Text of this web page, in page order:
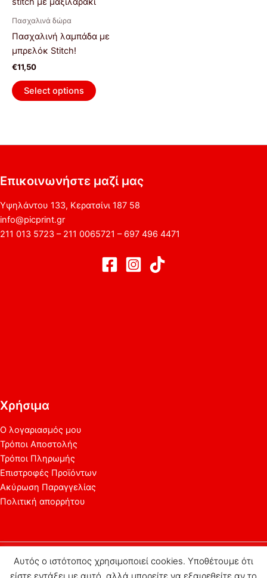
Πασχαλινά δώρα
Πασχαλινή λαμπάδα με
μπρελόκ Stitch!
€11,50
Select options
Επικοινωνήστε μαζί μας
Υψηλάντου 133, Κερατσίνι 187 58
info@picprint.gr
211 013 5723 – 211 0065721 – 697 496 4471
Χρήσιμα
Ο λογαριασμός μου
Τρόποι Αποστολής
Τρόποι Πληρωμής
Επιστροφές Προϊόντων
Ακύρωση Παραγγελίας
Πολιτική απορρήτου
Copyright © 2026 picprint.eu
Κέντρο Διαφήμισης | Κατασκευή ιστοσελίδων - Διαφήμιση στο
Αυτός ο ιστότοπος χρησιμοποιεί cookies. Υποθέτουμε ότι